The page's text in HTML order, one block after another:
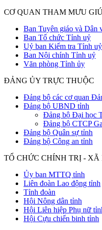
CƠ QUAN THAM MƯU
Ban Tuyên giáo và Dân
Ban Tổ chức Tỉnh uỷ
Uỷ ban Kiểm tra Tỉnh uỷ
Ban Nội chính Tỉnh uỷ
Văn phòng Tỉnh ủy
ĐẢNG ỦY TRỰC THUỘC
Đảng bộ các cơ quan
Đảng bộ UBND tỉnh
Đảng bộ Đại học
Đảng bộ CTCP
Đảng bộ Quân sự tỉnh
Đảng bộ Công an tỉnh
TỔ CHỨC CHÍNH TRỊ - XÃ
Ủy ban MTTQ tỉnh
Liên đoàn Lao động tỉnh
Tỉnh đoàn
Hội Nông dân tỉnh
Hội Liên hiệp Phụ nữ
Hội Cựu chiến binh tỉnh